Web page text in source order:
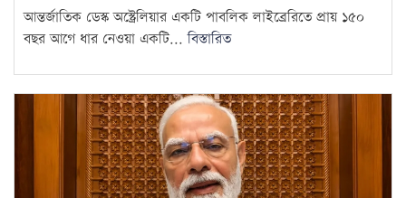
আন্তর্জাতিক ডেস্ক অস্ট্রেলিয়ার একটি পাবলিক লাইব্রেরিতে প্রায় ১৫০
বছর আগে ধার নেওয়া একটি...বিস্তারিত